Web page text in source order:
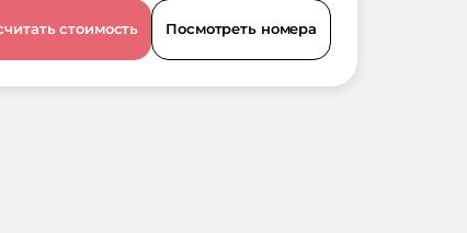
стоимость Посмотреть номера